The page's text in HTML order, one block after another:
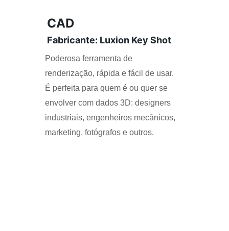
CAD
Fabricante: Luxion Key Shot
Poderosa ferramenta de
renderização, rápida e fácil de usar.
É perfeita para quem é ou quer se
envolver com dados 3D: designers
industriais, engenheiros mecânicos,
marketing, fotógrafos e outros.